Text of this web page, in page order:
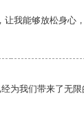
我能够放松身心
为我们带来了无限